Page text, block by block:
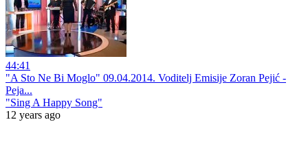
44:41
"A Sto Ne Bi Moglo" 09.04.2014. Voditelj Emisije Zoran Pejić -
Peja...
"Sing A Happy Song"
12 years ago